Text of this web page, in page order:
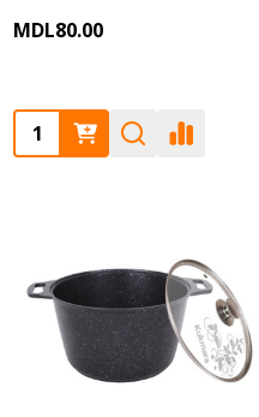
MDL80.00
Quantity: